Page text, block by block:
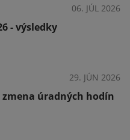
06. JÚL 2026
- výsledky
29. JÚN 2026
zmena úradných hodín